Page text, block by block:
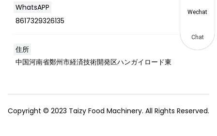
WhatsAPP
8617329326135
住所
中国河南省鄭州市経済技術開発区ハンガイロード東
Copyright © 2023 Taizy Food Machinery. All Rights Reserved.
Wechat
Chat